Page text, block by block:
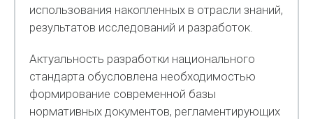
использования накопленных в отрасли знаний,
результатов исследований и разработок.
Актуальность разработки национального
стандарта обусловлена необходимостью
формирование современной базы
нормативных документов, регламентирующих